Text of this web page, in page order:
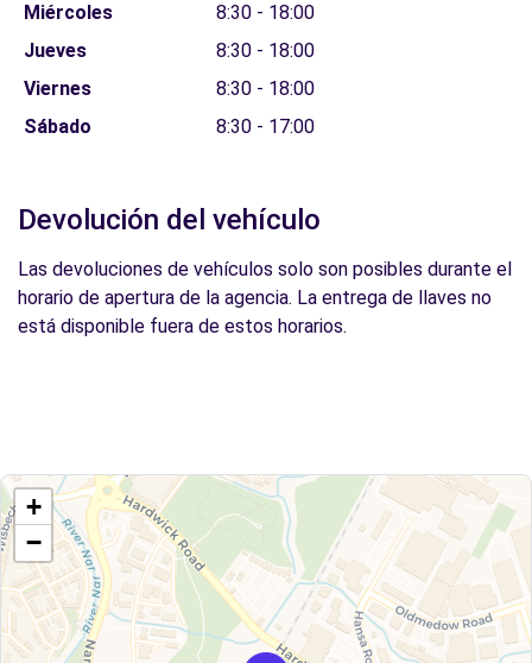
Miércoles
8:30 - 18:00
Jueves
8:30 - 18:00
Viernes
8:30 - 18:00
Sábado
8:30 - 17:00
Devolución del vehículo
Las devoluciones de vehículos solo son posibles durante el
horario de apertura de la agencia. La entrega de llaves no
está disponible fuera de estos horarios.
+
−